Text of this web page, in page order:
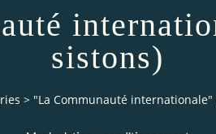
sistons)
> "La Communauté internationale"